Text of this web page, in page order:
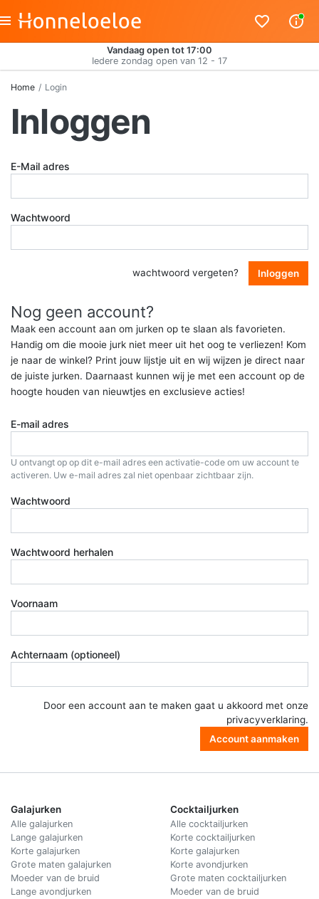
Vandaag open tot 17:00
Iedere zondag open van 12 - 17
Home Login
Inloggen
E-Mail adres
Wachtwoord
wachtwoord vergeten? Inloggen
Nog geen account?
Maak een account aan om jurken op te slaan als favorieten.
Handig om die mooie jurk niet meer uit het oog te verliezen! Kom
je naar de winkel? Print jouw lijstje uit en wij wijzen je direct naar
de juiste jurken. Daarnaast kunnen wij je met een account op de
hoogte houden van nieuwtjes en exclusieve acties!
E-mail adres
U ontvangt op op dit e-mail adres een activatie-code om uw account te
activeren. Uw e-mail adres zal niet openbaar zichtbaar zijn.
Wachtwoord
Wachtwoord herhalen
Voornaam
Achternaam (optioneel)
Door een account aan te maken gaat u akkoord met onze
privacyverklaring.
Account aanmaken
Galajurken
Alle galajurken
Lange galajurken
Korte galajurken
Grote maten galajurken
Moeder van de bruid
Lange avondjurken
Cocktailjurken
Alle cocktailjurken
Korte cocktailjurken
Korte galajurken
Korte avondjurken
Grote maten cocktailjurken
Moeder van de bruid